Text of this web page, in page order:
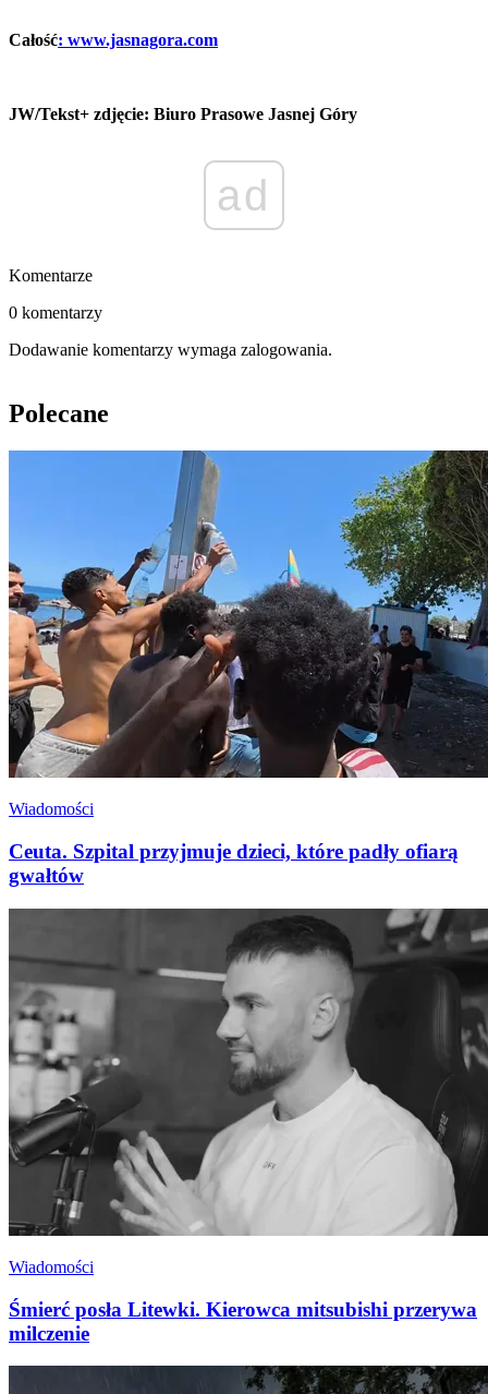
Całość: www.jasnagora.com
JW/Tekst+ zdjęcie: Biuro Prasowe Jasnej Góry
ad
Komentarze
0 komentarzy
Dodawanie komentarzy wymaga zalogowania.
Polecane
Wiadomości
Ceuta. Szpital przyjmuje dzieci, które padły ofiarą
gwałtów
Wiadomości
Śmierć posła Litewki. Kierowca mitsubishi przerywa
milczenie